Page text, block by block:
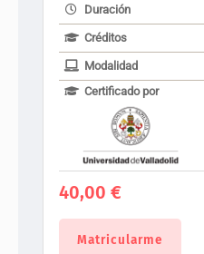
Duración
Créditos
Modalidad
Certificado por
40,00 €
Matricularme